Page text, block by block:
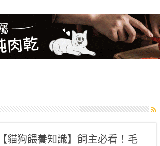
【貓狗餵養知識】飼主必看！毛